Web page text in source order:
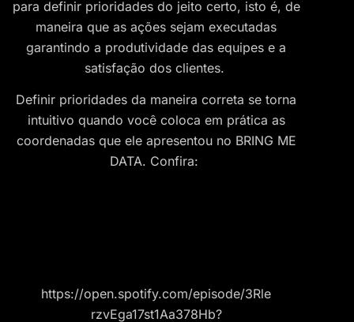
para definir prioridades do jeito certo, isto é, de
maneira que as ações sejam executadas
garantindo a produtividade das equipes e a
satisfação dos clientes.
Definir prioridades da maneira correta se torna
intuitivo quando você coloca em prática as
coordenadas que ele apresentou no BRING ME
DATA. Confira:
https://open.spotify.com/episode/3Rle
rzvEga17st1Aa378Hb?